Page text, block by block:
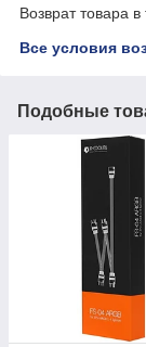
Возврат товара
Все условия
Подобные